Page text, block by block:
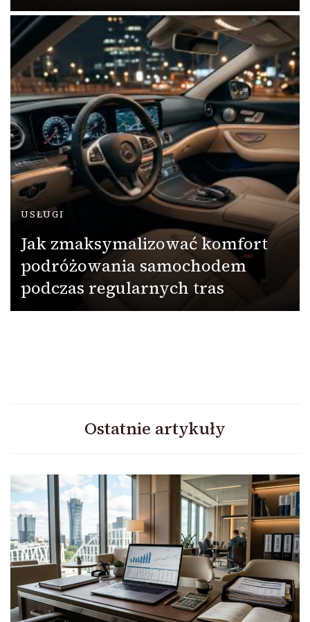
USŁUGI
Jak zmaksymalizować komfort
podróżowania samochodem
podczas regularnych tras
Ostatnie artykuły